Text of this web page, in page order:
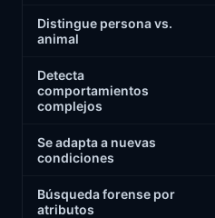
Distingue persona vs.
animal
Detecta
comportamientos
complejos
Se adapta a nuevas
condiciones
Búsqueda forense por
atributos